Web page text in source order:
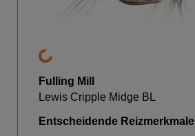
Fulling Mill
Lewis Cripple Midge BL
Entscheidende Reizmerkmale